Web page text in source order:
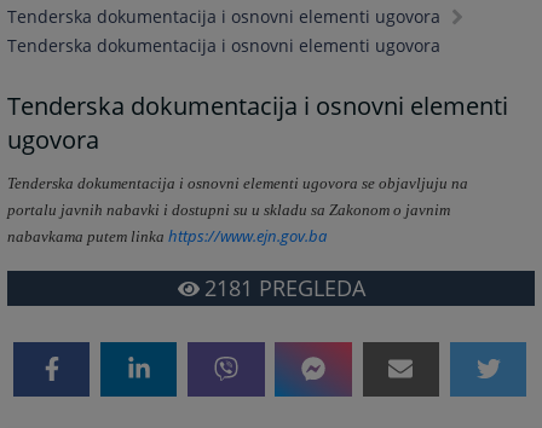
Tenderska dokumentacija i osnovni elementi ugovora
Tenderska dokumentacija i osnovni elementi ugovora
Tenderska dokumentacija i osnovni elementi
ugovora
Tenderska dokumentacija i osnovni elementi ugovora se objavljuju na
portalu javnih nabavki i dostupni su u skladu sa Zakonom o javnim
nabavkama putem linkahttps://www.ejn.gov.ba
2181 PREGLEDA